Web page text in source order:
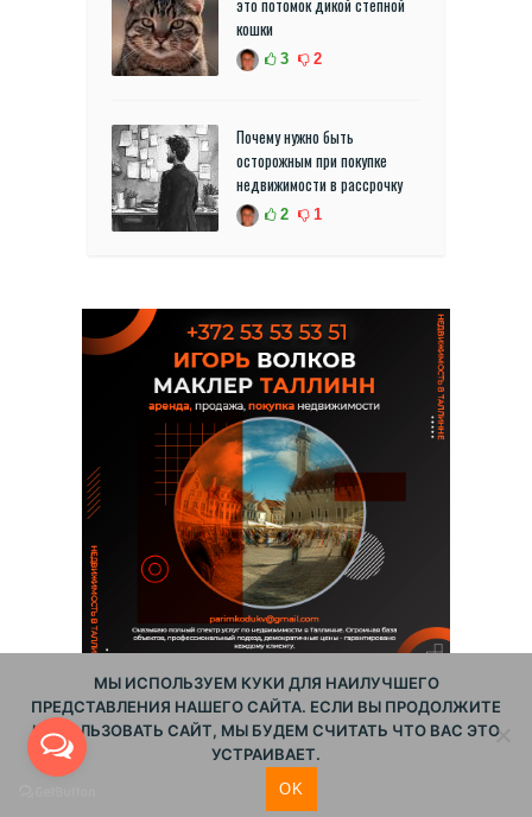
кошки
3 2
Почему нужно быть
осторожным при покупке
недвижимости в рассрочку
2 1
МЫ ИСПОЛЬЗУЕМ КУКИ ДЛЯ НАИЛУЧШЕГО
ПРЕДСТАВЛЕНИЯ НАШЕГО САЙТА. ЕСЛИ ВЫ ПРОДОЛЖИТЕ
ИСПОЛЬЗОВАТЬ САЙТ, МЫ БУДЕМ СЧИТАТЬ ЧТО ВАС ЭТО
УСТРАИВАЕТ.
OK